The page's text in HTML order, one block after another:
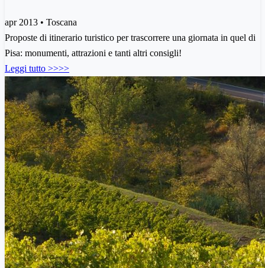
apr 2013 • Toscana
Proposte di itinerario turistico per trascorrere una giornata in quel di
Pisa: monumenti, attrazioni e tanti altri consigli!
Leggi tutto >>>>